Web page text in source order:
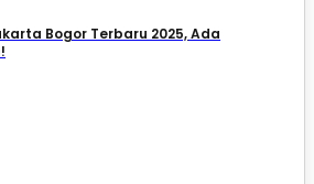
Bogor Terbaru 2025, Ada